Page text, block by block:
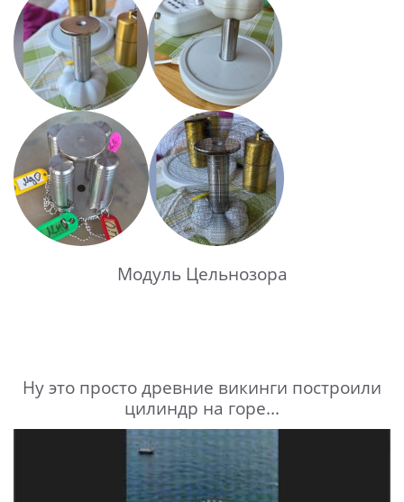
Модуль Цельнозора
Ну это просто древние викинги построили
цилиндр на горе...